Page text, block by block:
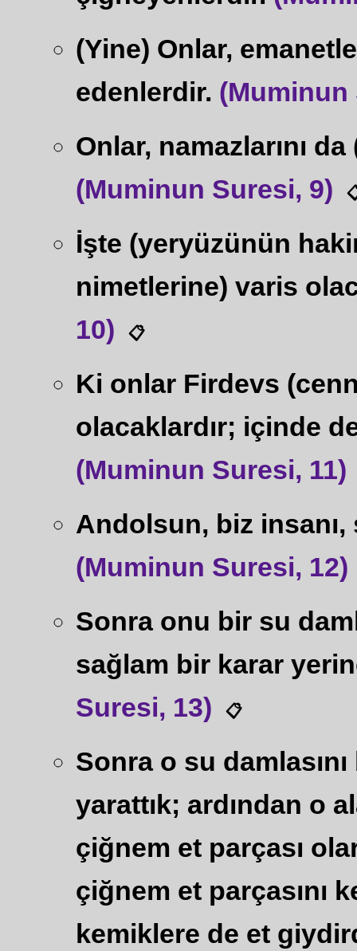
(Yine) Onlar,
edenlerdir. (Muminun
Onlar, namazlarını
(Muminun Suresi, 9)
İşte (yeryüzünün
nimetlerine) varis
10)
📋
Ki onlar Firdevs
olacaklardır; içinde
(Muminun Suresi, 11)
Andolsun, biz
(Muminun Suresi, 12)
Sonra onu bir su
sağlam bir karar
Suresi, 13)
📋
Sonra o su
yarattık; ardından o
çiğnem et parçası
çiğnem et parçasını
kemiklere de et